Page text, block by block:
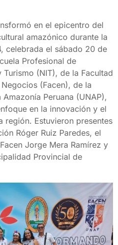
en el epicentro del
amazónico durante la
celebrada el sábado 20 de
Profesional de
(NIT), de la Facultad
(Facen), de la
Peruana (UNAP),
en la innovación y el
Estuvieron presentes
Róger Ruiz Paredes, el
Jorge Mera Ramírez y
Provincial de